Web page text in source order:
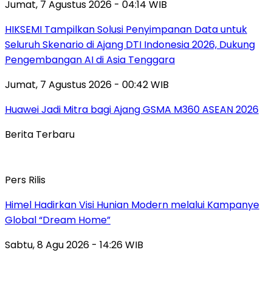
Jumat, 7 Agustus 2026 - 04:14 WIB
HIKSEMI Tampilkan Solusi Penyimpanan Data untuk
Seluruh Skenario di Ajang DTI Indonesia 2026, Dukung
Pengembangan AI di Asia Tenggara
Jumat, 7 Agustus 2026 - 00:42 WIB
Huawei Jadi Mitra bagi Ajang GSMA M360 ASEAN 2026
Berita Terbaru
Pers Rilis
Himel Hadirkan Visi Hunian Modern melalui Kampanye
Global “Dream Home”
Sabtu, 8 Agu 2026 - 14:26 WIB